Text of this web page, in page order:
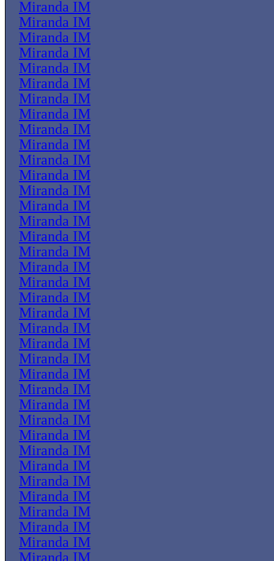
Miranda IM
Miranda IM
Miranda IM
Miranda IM
Miranda IM
Miranda IM
Miranda IM
Miranda IM
Miranda IM
Miranda IM
Miranda IM
Miranda IM
Miranda IM
Miranda IM
Miranda IM
Miranda IM
Miranda IM
Miranda IM
Miranda IM
Miranda IM
Miranda IM
Miranda IM
Miranda IM
Miranda IM
Miranda IM
Miranda IM
Miranda IM
Miranda IM
Miranda IM
Miranda IM
Miranda IM
Miranda IM
Miranda IM
Miranda IM
Miranda IM
Miranda IM
Miranda IM